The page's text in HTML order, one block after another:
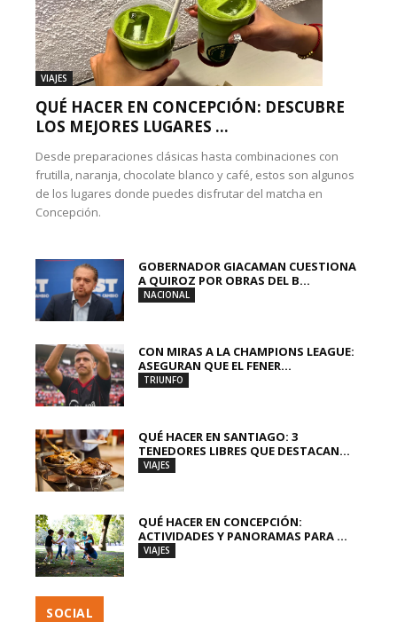
VIAJES
QUÉ HACER EN CONCEPCIÓN: DESCUBRE
LOS MEJORES LUGARES ...
Desde preparaciones clásicas hasta combinaciones con
frutilla, naranja, chocolate blanco y café, estos son algunos
de los lugares donde puedes disfrutar del matcha en
Concepción.
GOBERNADOR GIACAMAN CUESTIONA
A QUIROZ POR OBRAS DEL B...
NACIONAL
CON MIRAS A LA CHAMPIONS LEAGUE:
ASEGURAN QUE EL FENER...
TRIUNFO
QUÉ HACER EN SANTIAGO: 3
TENEDORES LIBRES QUE DESTACAN...
VIAJES
QUÉ HACER EN CONCEPCIÓN:
ACTIVIDADES Y PANORAMAS PARA ...
VIAJES
SOCIAL